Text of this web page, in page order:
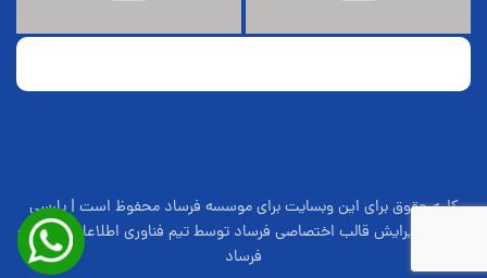
کلیه حقوق برای این وبسایت برای موسسه فرساد محفوظ است | پارسی
سازی و ویرایش قالب اختصاصی فرساد توسط تیم فناوری اطلاعات موسسه
فرساد